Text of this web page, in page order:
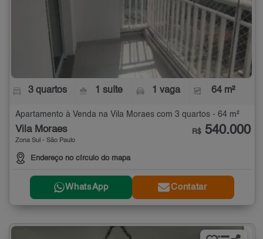
3 quartos 1 suíte 1 vaga 64 m²
Apartamento à Venda na Vila Moraes com 3 quartos - 64 m²
Vila Moraes
Zona Sul - São Paulo
Endereço no círculo do mapa
R$ 540.000
WhatsApp Contatar